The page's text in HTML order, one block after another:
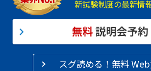
新試験制度の最新情
スグ読める！無料